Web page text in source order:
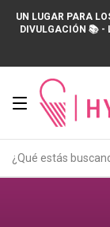
UN LUGAR PARA
DIVULGACIÓN 📚 -